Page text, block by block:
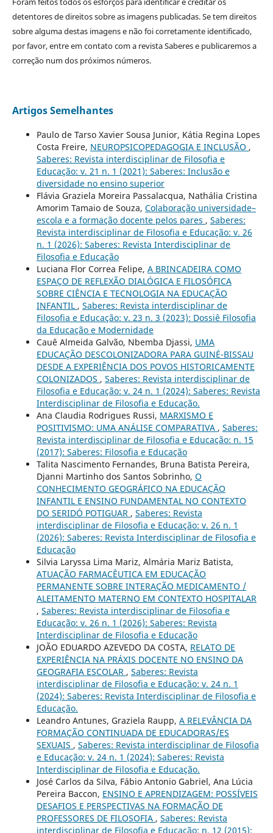
detentores de direitos sobre as imagens publicadas. Se tem direitos
sobre alguma destas imagens e não foi corretamente identificado,
por favor, entre em contato com a revista Saberes e publicaremos a
correção num dos próximos números.
Artigos Semelhantes
Paulo de Tarso Xavier Sousa Junior, Kátia Regina Lopes
Costa Freire, NEUROPSICOPEDAGOGIA E INCLUSÃO ,
Saberes: Revista interdisciplinar de Filosofia e
Educação: v. 21 n. 1 (2021): Saberes: Inclusão e
diversidade no ensino superior
Flávia Graziela Moreira Passalacqua, Nathália Cristina
Amorim Tamaio de Souza, Colaboração universidade–
escola e a formação docente pelos pares , Saberes:
Revista interdisciplinar de Filosofia e Educação: v. 26
n. 1 (2026): Saberes: Revista Interdisciplinar de
Filosofia e Educação
Luciana Flor Correa Felipe, A BRINCADEIRA COMO
ESPAÇO DE REFLEXÃO DIALÓGICA E FILOSÓFICA
SOBRE CIÊNCIA E TECNOLOGIA NA EDUCAÇÃO
INFANTIL , Saberes: Revista interdisciplinar de
Filosofia e Educação: v. 23 n. 3 (2023): Dossiê Filosofia
da Educação e Modernidade
Cauê Almeida Galvão, Nbemba Djassi, UMA
EDUCAÇÃO DESCOLONIZADORA PARA GUINÉ-BISSAU
DESDE A EXPERIÊNCIA DOS POVOS HISTORICAMENTE
COLONIZADOS , Saberes: Revista interdisciplinar de
Filosofia e Educação: v. 24 n. 1 (2024): Saberes: Revista
Interdisciplinar de Filosofia e Educação.
Ana Claudia Rodrigues Russi, MARXISMO E
POSITIVISMO: UMA ANÁLISE COMPARATIVA , Saberes:
Revista interdisciplinar de Filosofia e Educação: n. 15
(2017): Saberes: Filosofia e Educação
Talita Nascimento Fernandes, Bruna Batista Pereira,
Djanni Martinho dos Santos Sobrinho, O
CONHECIMENTO GEOGRÁFICO NA EDUCAÇÃO
INFANTIL E ENSINO FUNDAMENTAL NO CONTEXTO
DO SERIDÓ POTIGUAR , Saberes: Revista
interdisciplinar de Filosofia e Educação: v. 26 n. 1
(2026): Saberes: Revista Interdisciplinar de Filosofia e
Educação
Silvia Laryssa Lima Mariz, Almária Mariz Batista,
ATUAÇÃO FARMACÊUTICA EM EDUCAÇÃO
PERMANENTE SOBRE INTERAÇÃO MEDICAMENTO /
ALEITAMENTO MATERNO EM CONTEXTO HOSPITALAR
, Saberes: Revista interdisciplinar de Filosofia e
Educação: v. 26 n. 1 (2026): Saberes: Revista
Interdisciplinar de Filosofia e Educação
JOÃO EDUARDO AZEVEDO DA COSTA, RELATO DE
EXPERIÊNCIA NA PRÁXIS DOCENTE NO ENSINO DA
GEOGRAFIA ESCOLAR , Saberes: Revista
interdisciplinar de Filosofia e Educação: v. 24 n. 1
(2024): Saberes: Revista Interdisciplinar de Filosofia e
Educação.
Leandro Antunes, Graziela Raupp, A RELEVÂNCIA DA
FORMAÇÃO CONTINUADA DE EDUCADORAS/ES
SEXUAIS , Saberes: Revista interdisciplinar de Filosofia
e Educação: v. 24 n. 1 (2024): Saberes: Revista
Interdisciplinar de Filosofia e Educação.
José Carlos da Silva, Fábio Antonio Gabriel, Ana Lúcia
Pereira Baccon, ENSINO E APRENDIZAGEM: POSSÍVEIS
DESAFIOS E PERSPECTIVAS NA FORMAÇÃO DE
PROFESSORES DE FILOSOFIA , Saberes: Revista
interdisciplinar de Filosofia e Educação: n. 12 (2015):